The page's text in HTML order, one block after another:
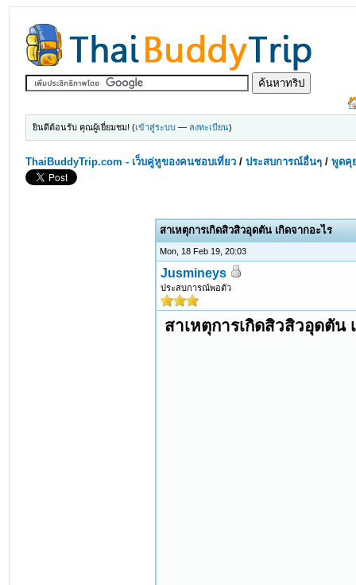
ยินดีต้อนรับ คุณผู้เยี่ยมชม! (เข้าสู่ระบบ — ลงทะเบียน)
ThaiBuddyTrip.com - เว็บคู่หูของคนชอบเที่ยว /ประสบการณ์อื่นๆ /พูดคุ
สาเหตุการเกิดสิวสิวอุดตัน เกิดจากอะไร
Mon, 18 Feb 19, 20:03
Jusmineys
ประสบการณ์พอตัว
สาเหตุการเกิดสิวสิวอุดตัน